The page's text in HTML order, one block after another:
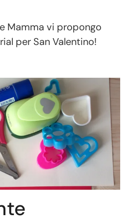
Mamma vi propongo
per San Valentino!